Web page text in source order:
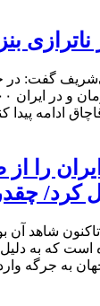
ناترازی
گفت: در
ادامه پیدا
را از
کرد/
شاهد آن
است که به دلیل
به جرگه